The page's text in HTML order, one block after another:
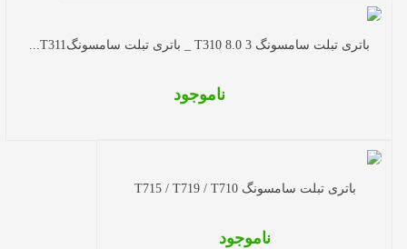
باتری تبلت سامسونگ 3 8.0 T310 _ باتری تبلت سامسونگT311...
ناموجود
باتری تبلت سامسونگ T715 / T719 / T710
ناموجود